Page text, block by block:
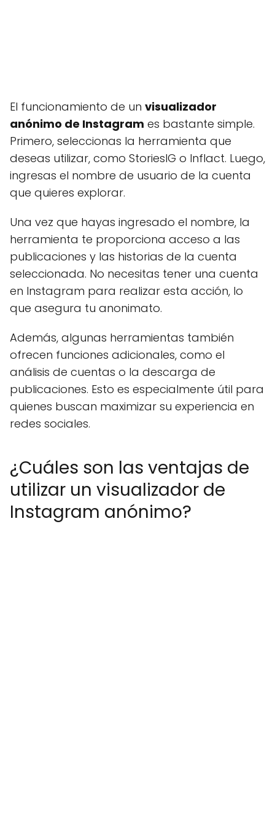
El funcionamiento de un visualizador
anónimo de Instagram es bastante simple.
Primero, seleccionas la herramienta que
deseas utilizar, como StoriesIG o Inflact. Luego,
ingresas el nombre de usuario de la cuenta
que quieres explorar.
Una vez que hayas ingresado el nombre, la
herramienta te proporciona acceso a las
publicaciones y las historias de la cuenta
seleccionada. No necesitas tener una cuenta
en Instagram para realizar esta acción, lo
que asegura tu anonimato.
Además, algunas herramientas también
ofrecen funciones adicionales, como el
análisis de cuentas o la descarga de
publicaciones. Esto es especialmente útil para
quienes buscan maximizar su experiencia en
redes sociales.
¿Cuáles son las ventajas de
utilizar un visualizador de
Instagram anónimo?